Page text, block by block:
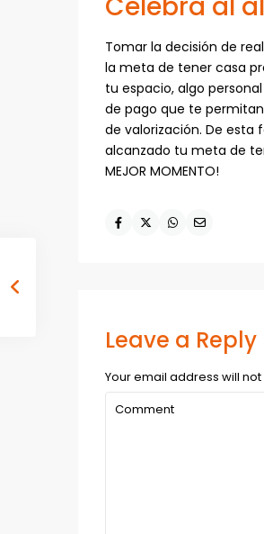
Tomar la decisión de
la meta de tener casa
tu espacio, algo
de pago que te
de valorización. De esta
alcanzado tu meta de
MEJOR MOMENTO!
Leave a Reply
Your email address will